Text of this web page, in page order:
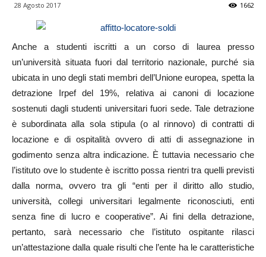
28 Agosto 2017 1662
Anche a studenti iscritti a un corso di laurea presso
un’università situata fuori dal territorio nazionale, purché sia
ubicata in uno degli stati membri dell’Unione europea, spetta la
detrazione Irpef del 19%, relativa ai canoni di locazione
sostenuti dagli studenti universitari fuori sede. Tale detrazione
è subordinata alla sola stipula (o al rinnovo) di contratti di
locazione e di ospitalità ovvero di atti di assegnazione in
godimento senza altra indicazione. È tuttavia necessario che
l’istituto ove lo studente è iscritto possa rientri tra quelli previsti
dalla norma, ovvero tra gli “enti per il diritto allo studio,
università, collegi universitari legalmente riconosciuti, enti
senza fine di lucro e cooperative”. Ai fini della detrazione,
pertanto, sarà necessario che l’istituto ospitante rilasci
un’attestazione dalla quale risulti che l’ente ha le caratteristiche